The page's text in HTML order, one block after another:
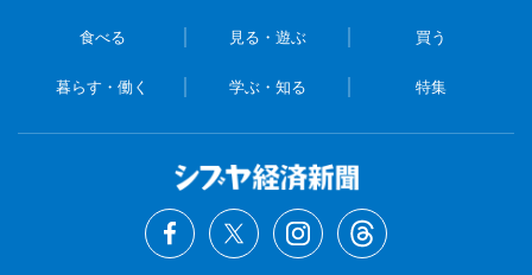
食べる 見る・遊ぶ 買う
暮らす・働く 学ぶ・知る 特集